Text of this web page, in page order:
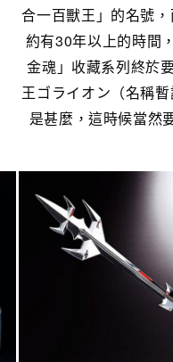
合一百獸王」的名號
約有30年以上的時間
金魂」收藏系列終於
王ゴライオン（名稱
是甚麼，這時候當然